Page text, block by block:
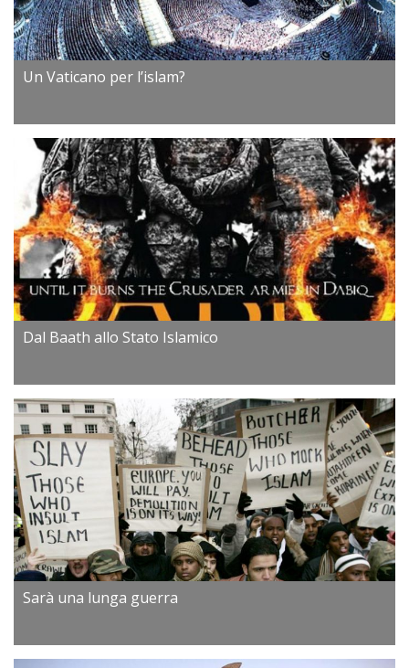
Un Vaticano per l’islam?
Dal Baath allo Stato Islamico
Sarà una lunga guerra